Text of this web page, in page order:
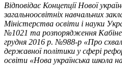
Відповідає Концепції Нової
загальноосвітніх навчальних
Міністерства освіти і науки
№1021 та розпорядження
грудня 2016 р. №988-р «Про
державної політики у сфері
освіти «Нова українська школа